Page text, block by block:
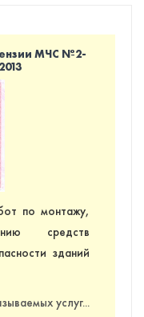
МЧС №2-
по монтажу,
средств
зданий
услуг...